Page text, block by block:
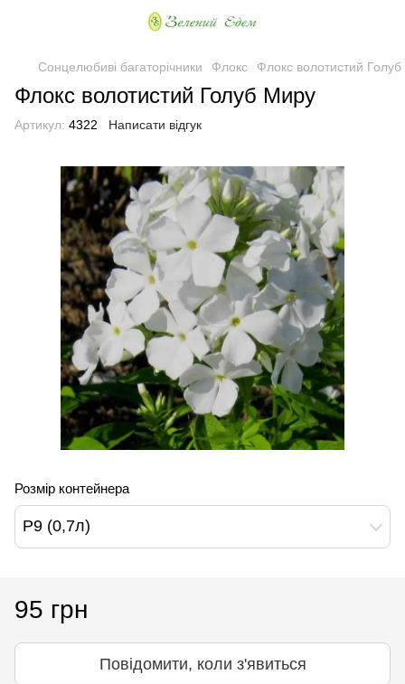
Сонцелюбиві багаторічники Флокс Флокс волотистий
Флокс волотистий Голуб Миру
Артикул: 4322 Написати відгук
Розмір контейнера
Р9 (0,7л)
95 грн
Повідомити, коли з'явиться